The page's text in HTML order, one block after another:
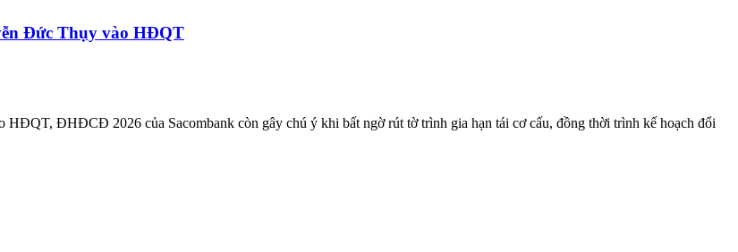
Đức Thụy vào HĐQT
ĐHĐCĐ 2026 của Sacombank còn gây chú ý khi bất ngờ rút tờ trình gia hạn tái cơ cấu, đồng thời trình kế hoạch đổi